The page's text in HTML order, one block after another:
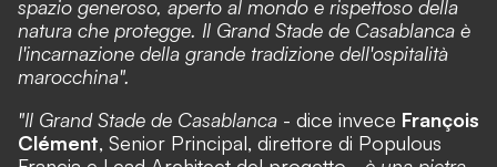
spazio generoso, aperto al mondo e rispettoso della
natura che protegge. Il Grand Stade de Casablanca è
l'incarnazione della grande tradizione dell'ospitalità
marocchina".
"Il Grand Stade de Casablanca - dice invece François
Clément, Senior Principal, direttore di Populous